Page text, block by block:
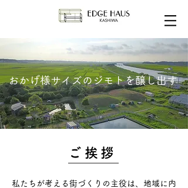
おかげ様サイズのジモトを醸し出す
ご挨拶
私たちが考える街づくりの主役は、地域に内